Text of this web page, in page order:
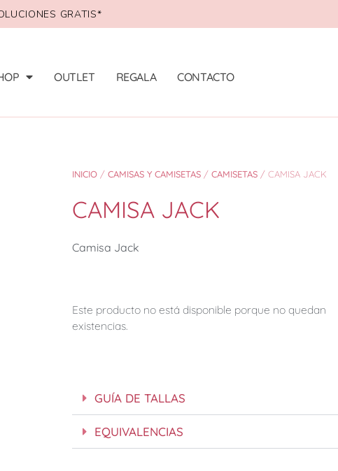
GRATIS*
OUTLET REGALA CONTACTO
INICIO / CAMISAS Y CAMISETAS / CAMISETAS / CAMISA JACK
CAMISA JACK
Camisa Jack
Este producto no está disponible porque no quedan
existencias.
GUÍA DE TALLAS
EQUIVALENCIAS